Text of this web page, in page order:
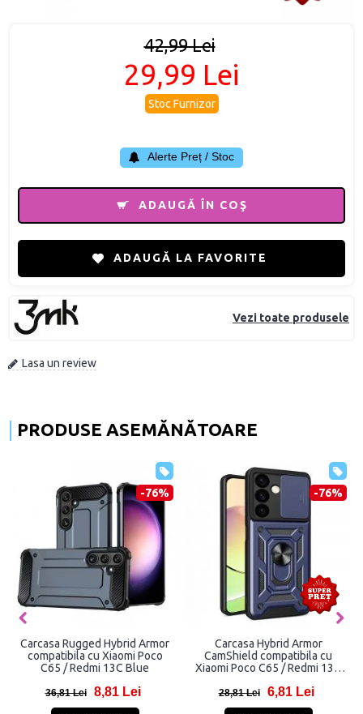
Vezi toate produsele
Lasa un review
42,99 Lei
29,99 Lei
Stoc Furnizor
Alerte Preț / Stoc
ADAUGĂ ÎN COŞ
ADAUGĂ LA FAVORITE
PRODUSE ASEMĂNĂTOARE
-76%
Carcasa Rugged Hybrid Armor
compatibila cu Xiaomi Poco
C65 / Redmi 13C Blue
36,81 Lei 8,81 Lei
-76%
Carcasa Hybrid Armor
CamShield compatibila cu
Xiaomi Poco C65 / Redmi 13C
28,81 Lei 6,81 Lei